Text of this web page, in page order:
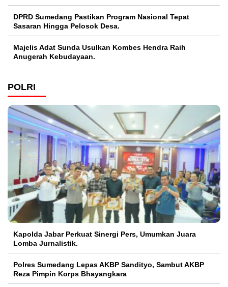
DPRD Sumedang Pastikan Program Nasional Tepat
Sasaran Hingga Pelosok Desa.
Majelis Adat Sunda Usulkan Kombes Hendra Raih
Anugerah Kebudayaan.
POLRI
Kapolda Jabar Perkuat Sinergi Pers, Umumkan Juara
Lomba Jurnalistik.
Polres Sumedang Lepas AKBP Sandityo, Sambut AKBP
Reza Pimpin Korps Bhayangkara